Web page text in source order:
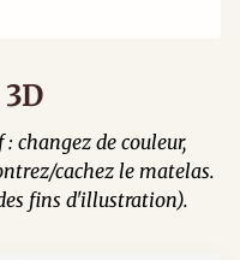
changez de couleur,
cachez le matelas.
fins d'illustration).